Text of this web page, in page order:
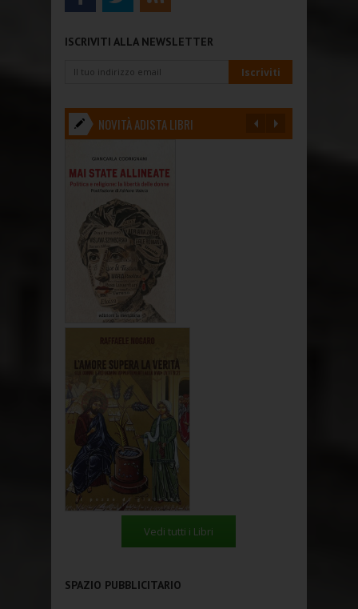
ISCRIVITI ALLA NEWSLETTER
NOVITÀ ADISTA LIBRI
Vedi tutti i Libri
SPAZIO PUBBLICITARIO